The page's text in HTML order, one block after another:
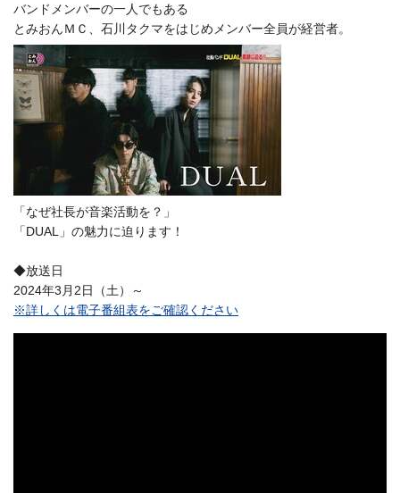
バンドメンバーの一人でもある
とみおんＭＣ、石川タクマをはじめメンバー全員が経営者。
「なぜ社長が音楽活動を？」
「DUAL」の魅力に迫ります！
◆放送日
2024年3月2日（土）～
※詳しくは電子番組表をご確認ください